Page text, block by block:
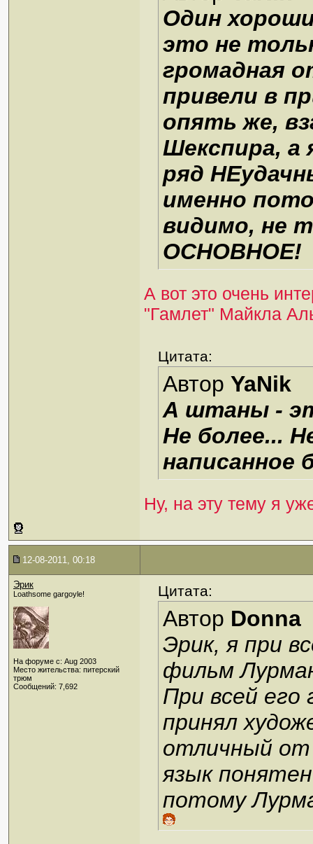
Один
это не
громадная
привели в
опять же,
Шекспира, а
ряд
именно
видимо, не
ОСНОВНОЕ!
А вот это очень
"Гамлет" Майкла
Цитата:
Автор YaNik
А штаны -
Не более...
написанное
Ну, на эту тему я
12-08-2011, 00:18
Эрик
Loathsome gargoyle!
На форуме с: Aug 2003
Место жительства: питерский
трюм
Сообщений: 7,692
Цитата:
Автор Donna
Эрик, я при
фильм
При всей его
принял
отличный от
язык
потому